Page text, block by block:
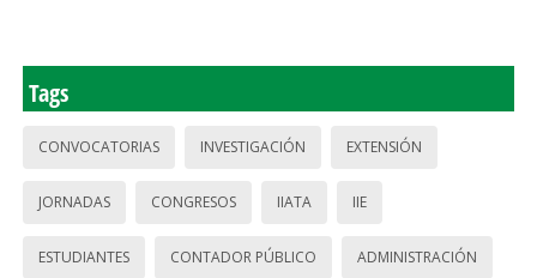
Tags
CONVOCATORIAS INVESTIGACIÓN EXTENSIÓN
JORNADAS CONGRESOS IIATA IIE
ESTUDIANTES CONTADOR PÚBLICO ADMINISTRACIÓN